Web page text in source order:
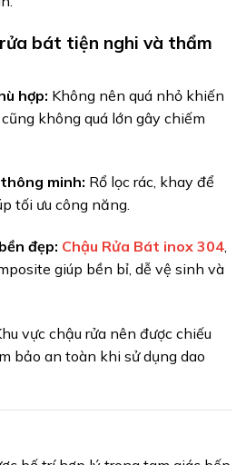
bát tiện nghi và thẩm
hợp: Không nên quá nhỏ khiến
không quá lớn gây chiếm
minh: Rổ lọc rác, khay để
tối ưu công năng.
đẹp: Chậu Rửa Bát inox 304,
giúp bền bỉ, dễ vệ sinh và
vực chậu rửa nên được chiếu
bảo an toàn khi sử dụng dao